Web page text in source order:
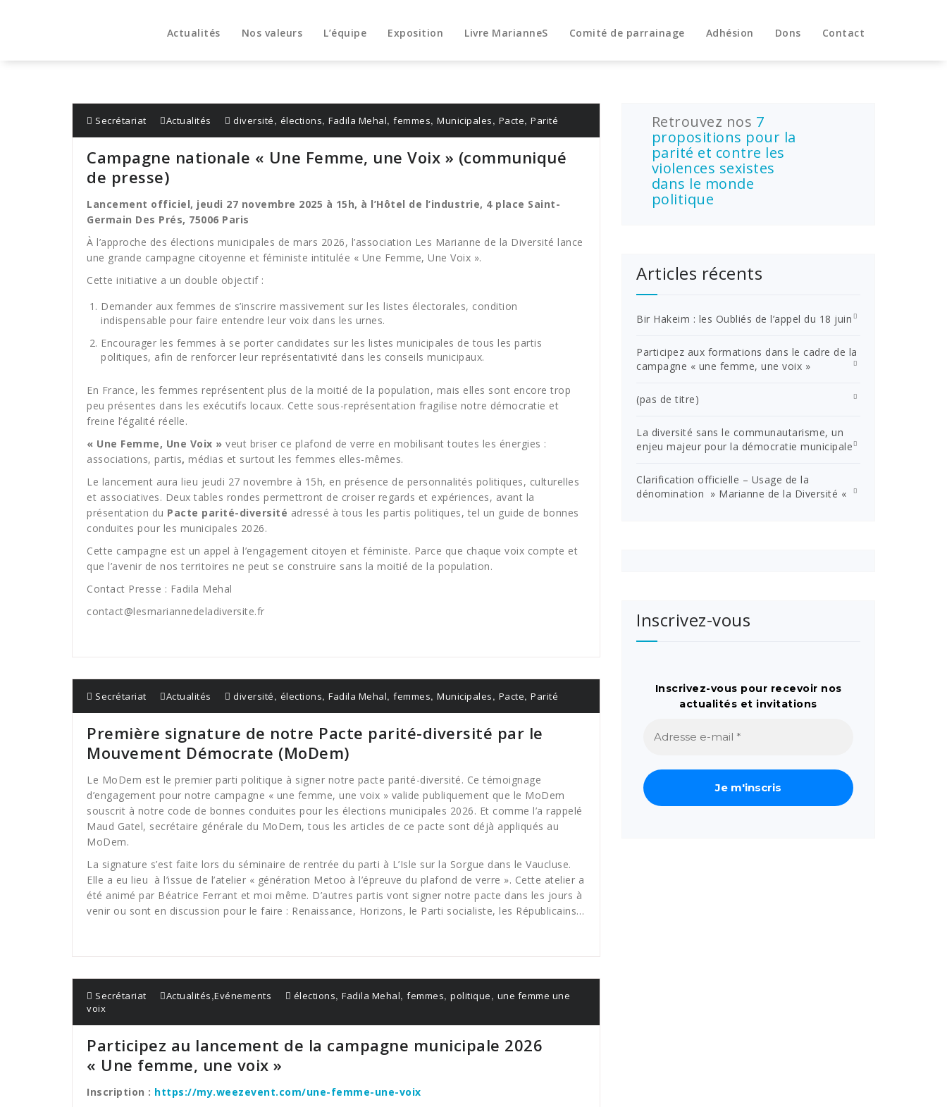
Actualités Nos valeurs L’équipe Exposition Livre MarianneS Comité de parrainage Adhésion Dons Contact
Secrétariat Actualités diversité, élections, Fadila Mehal, femmes, Municipales, Pacte, Parité
Campagne nationale « Une Femme, une Voix » (communiqué
de presse)
Lancement officiel, jeudi 27 novembre 2025 à 15h, à l’Hôtel de l’industrie, 4 place Saint-
Germain Des Prés, 75006 Paris
À l’approche des élections municipales de mars 2026, l’association Les Marianne de la Diversité lance
une grande campagne citoyenne et féministe intitulée « Une Femme, Une Voix ».
Cette initiative a un double objectif :
Demander aux femmes de s’inscrire massivement sur les listes électorales, condition
indispensable pour faire entendre leur voix dans les urnes.
Encourager les femmes à se porter candidates sur les listes municipales de tous les partis
politiques, afin de renforcer leur représentativité dans les conseils municipaux.
En France, les femmes représentent plus de la moitié de la population, mais elles sont encore trop
peu présentes dans les exécutifs locaux. Cette sous-représentation fragilise notre démocratie et
freine l’égalité réelle.
« Une Femme, Une Voix » veut briser ce plafond de verre en mobilisant toutes les énergies :
associations, partis, médias et surtout les femmes elles-mêmes.
Le lancement aura lieu jeudi 27 novembre à 15h, en présence de personnalités politiques, culturelles
et associatives. Deux tables rondes permettront de croiser regards et expériences, avant la
présentation du Pacte parité-diversité adressé à tous les partis politiques, tel un guide de bonnes
conduites pour les municipales 2026.
Cette campagne est un appel à l’engagement citoyen et féministe. Parce que chaque voix compte et
que l’avenir de nos territoires ne peut se construire sans la moitié de la population.
Contact Presse : Fadila Mehal
contact@lesmariannedeladiversite.fr
Secrétariat Actualités diversité, élections, Fadila Mehal, femmes, Municipales, Pacte, Parité
Première signature de notre Pacte parité-diversité par le
Mouvement Démocrate (MoDem)
Le MoDem est le premier parti politique à signer notre pacte parité-diversité. Ce témoignage
d’engagement pour notre campagne « une femme, une voix » valide publiquement que le MoDem
souscrit à notre code de bonnes conduites pour les élections municipales 2026. Et comme l’a rappelé
Maud Gatel, secrétaire générale du MoDem, tous les articles de ce pacte sont déjà appliqués au
MoDem.
La signature s’est faite lors du séminaire de rentrée du parti à L’Isle sur la Sorgue dans le Vaucluse.
Elle a eu lieu à l’issue de l’atelier « génération Metoo à l’épreuve du plafond de verre ». Cette atelier a
été animé par Béatrice Ferrant et moi même. D’autres partis vont signer notre pacte dans les jours à
venir ou sont en discussion pour le faire : Renaissance, Horizons, le Parti socialiste, les Républicains…
Secrétariat Actualités,Evénements élections, Fadila Mehal, femmes, politique, une femme une
voix
Participez au lancement de la campagne municipale 2026
« Une femme, une voix »
Inscription : https://my.weezevent.com/une-femme-une-voix
Retrouvez nos 7
propositions pour la
parité et contre les
violences sexistes
dans le monde
politique
Articles récents
Bir Hakeim : les Oubliés de l’appel du 18 juin
Participez aux formations dans le cadre de la
campagne « une femme, une voix »
(pas de titre)
La diversité sans le communautarisme, un
enjeu majeur pour la démocratie municipale
Clarification officielle – Usage de la
dénomination » Marianne de la Diversité «
Inscrivez-vous
Inscrivez-vous pour recevoir nos
actualités et invitations